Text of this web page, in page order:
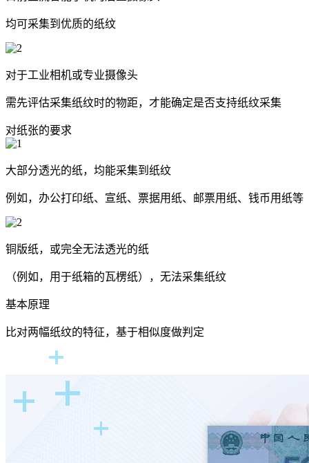
均可采集到优质的纸纹
对于工业相机或专业摄像头
需先评估采集纸纹时的物距，才能确定是否支持纸纹采集
对纸张的要求
大部分透光的纸，均能采集到纸纹
例如，办公打印纸、宣纸、票据用纸、邮票用纸、钱币用纸等
铜版纸，或完全无法透光的纸
（例如，用于纸箱的瓦楞纸），无法采集纸纹
基本原理
比对两幅纸纹的特征，基于相似度做判定